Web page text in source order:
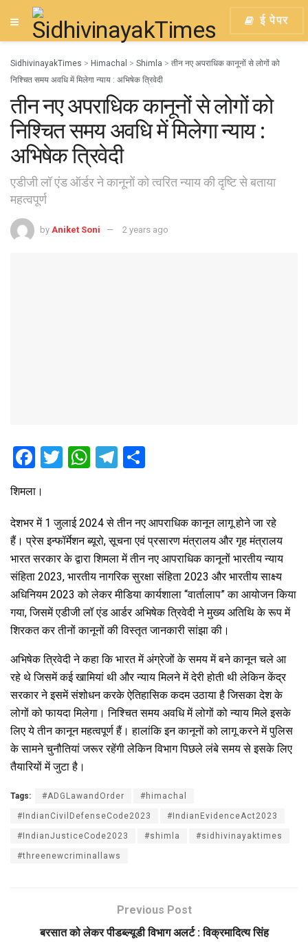
ई पेपर
SidhivinayakTimes > Himachal > Shimla > तीन नए अपराधिक कानूनों से लोगों को
निश्चित समय अवधि में मिलेगा न्याय : अभिषेक त्रिवेदी
तीन नए अपराधिक कानूनों से लोगों को
निश्चित समय अवधि में मिलेगा न्याय :
अभिषेक त्रिवेदी
एडीजी लॉ एंड ऑर्डर ने कानूनों को त्वरित न्याय की दृष्टि से बताया
महत्वपूर्ण
by Aniket Soni 2 years ago
F
ce
b
o
o
k
T
er
W
s
A
p
p
T
gr
a
m
e
शिमला।
देशभर में 1 जुलाई 2024 से तीन नए आपराधिक कानून लागू होने जा रहे
हैं। प्रेस इन्फॉर्मेशन ब्यूरो, सूचना एवं प्रसारण मंत्रालय और गृह मंत्रालय
भारत सरकार के द्वारा शिमला में तीन नए आपराधिक कानूनों भारतीय न्याय
संहिता 2023, भारतीय नागरिक सुरक्षा संहिता 2023 और भारतीय साक्ष्य
अधिनियम 2023 को लेकर मीडिया कार्यशाला “वार्तालाप” का आयोजन किया
गया, जिसमें एडीजी लॉ एंड आर्डर अभिषेक त्रिवेदी ने मुख्य अतिथि के रूप में
शिरकत कर तीनों कानूनों की विस्तृत जानकारी सांझा की।
अभिषेक त्रिवेदी ने कहा कि भारत में अंग्रेजों के समय में बने कानून चले आ
रहे थे जिसमें कई खामियां थी और न्याय मिलने में देरी होती थी लेकिन केंद्र
सरकार ने इसमें संशोधन करके ऐतिहासिक कदम उठाया है जिसका देश के
लोगों को फायदा मिलेगा। निश्चित समय अवधि में लोगों को न्याय मिले इसके
लिए ये तीन कानून महत्वपूर्ण हैं। हालांकि इन कानूनों को लागू करने में पुलिस
के सामने चुनौतियां जरूर रहेंगी लेकिन विभाग पिछले लंबे समय से इसके लिए
तैयारियों में जुटा है।
Tags: #ADGLawandOrder #himachal
#IndianCivilDefenseCode2023 #IndianEvidenceAct2023
#IndianJusticeCode2023 #shimla #sidhivinayaktimes
#threenewcriminallaws
Previous Post
बरसात को लेकर पीडब्ल्यूडी विभाग अलर्ट : विक्रमादित्य सिंह